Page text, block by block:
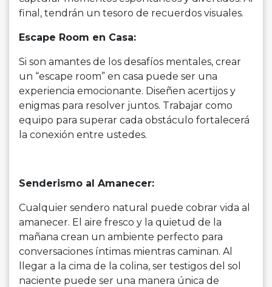
final, tendrán un tesoro de recuerdos visuales.
Escape Room en Casa:
Si son amantes de los desafíos mentales, crear
un “escape room” en casa puede ser una
experiencia emocionante. Diseñen acertijos y
enigmas para resolver juntos. Trabajar como
equipo para superar cada obstáculo fortalecerá
la conexión entre ustedes.
Senderismo al Amanecer:
Cualquier sendero natural puede cobrar vida al
amanecer. El aire fresco y la quietud de la
mañana crean un ambiente perfecto para
conversaciones íntimas mientras caminan. Al
llegar a la cima de la colina, ser testigos del sol
naciente puede ser una manera única de